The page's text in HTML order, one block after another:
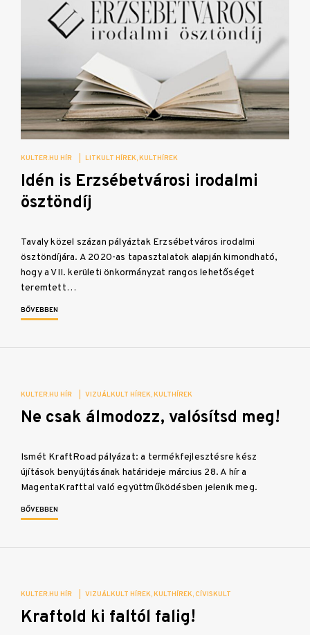
KULTER.HU HÍR LITKULT HÍREK KULTHÍREK
Idén is Erzsébetvárosi irodalmi
ösztöndíj
Tavaly közel százan pályáztak Erzsébetváros irodalmi
ösztöndíjára. A 2020-as tapasztalatok alapján kimondható,
hogy a VII. kerületi önkormányzat rangos lehetőséget
teremtett…
BŐVEBBEN
KULTER.HU HÍR VIZUÁLKULT HÍREK KULTHÍREK
Ne csak álmodozz, valósítsd meg!
Ismét KraftRoad pályázat: a termékfejlesztésre kész
újítások benyújtásának határideje március 28. A hír a
MagentaKrafttal való együttműködésben jelenik meg.
BŐVEBBEN
KULTER.HU HÍR VIZUÁLKULT HÍREK KULTHÍREK CÍVISKULT
Kraftold ki faltól falig!